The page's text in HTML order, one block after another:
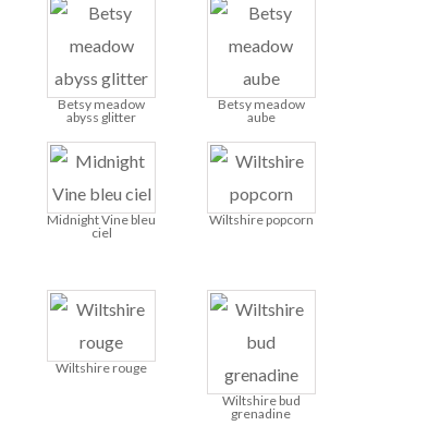
Betsy meadow
abyss glitter
Betsy meadow
aube
Midnight Vine bleu
ciel
Wiltshire popcorn
Wiltshire rouge
Wiltshire bud
grenadine